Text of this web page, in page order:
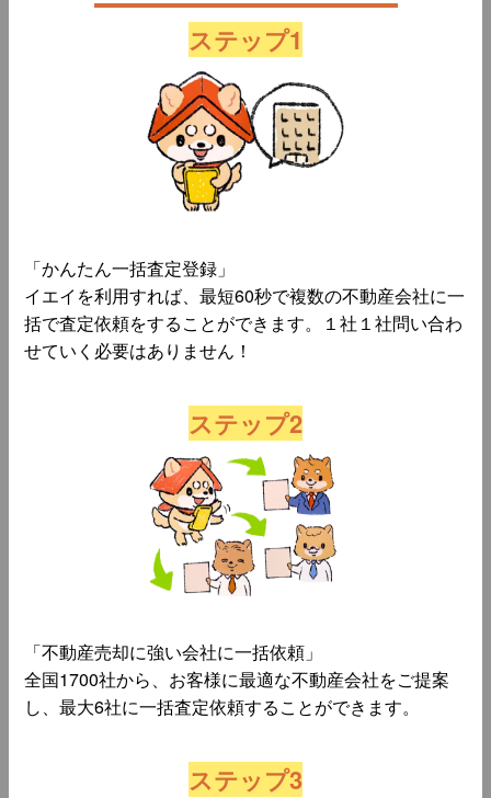
ステップ1
「かんたん一括査定登録」
イエイを利用すれば、最短60秒で複数の不動産会社に一
括で査定依頼をすることができます。１社１社問い合わ
せていく必要はありません！
ステップ2
「不動産売却に強い会社に一括依頼」
全国1700社から、お客様に最適な不動産会社をご提案
し、最大6社に一括査定依頼することができます。
ステップ3